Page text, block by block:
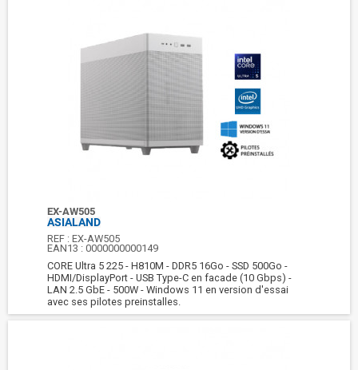
EX-AW505
ASIALAND
REF :EX-AW505
EAN13 :0000000000149
CORE Ultra 5 225 - H810M - DDR5 16Go - SSD 500Go -
HDMI/DisplayPort - USB Type-C en facade (10 Gbps) -
LAN 2.5 GbE - 500W - Windows 11 en version d'essai
avec ses pilotes preinstalles.